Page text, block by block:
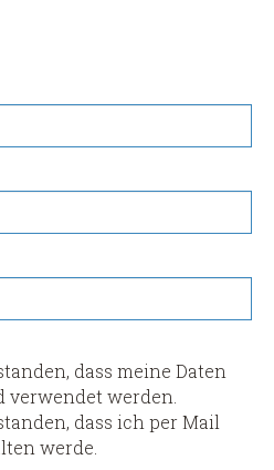
dass meine Daten
verwendet werden.
dass ich per Mail
werde.